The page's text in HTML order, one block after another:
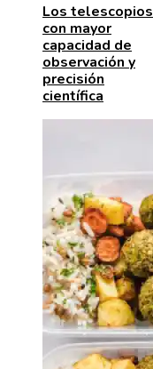
Los telescopios
con mayor
capacidad de
observación y
precisión
científica